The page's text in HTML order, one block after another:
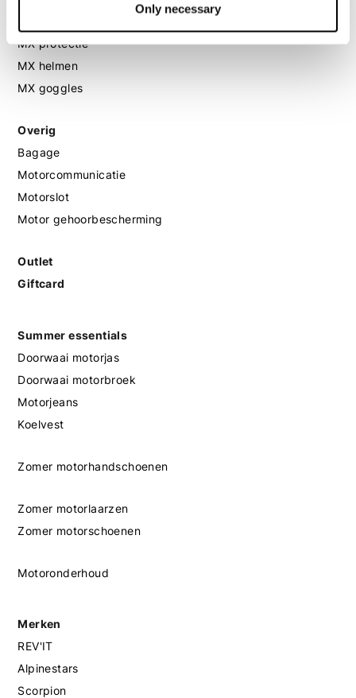
Only necessary
MX protectie
MX helmen
MX goggles
Overig
Bagage
Motorcommunicatie
Motorslot
Motor gehoorbescherming
Outlet
Giftcard
Summer essentials
Doorwaai motorjas
Doorwaai motorbroek
Motorjeans
Koelvest
Zomer motorhandschoenen
Zomer motorlaarzen
Zomer motorschoenen
Motoronderhoud
Merken
REV'IT
Alpinestars
Scorpion